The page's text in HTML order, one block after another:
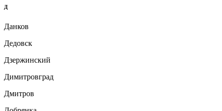
Д
Данков
Дедовск
Дзержинский
Димитровград
Дмитров